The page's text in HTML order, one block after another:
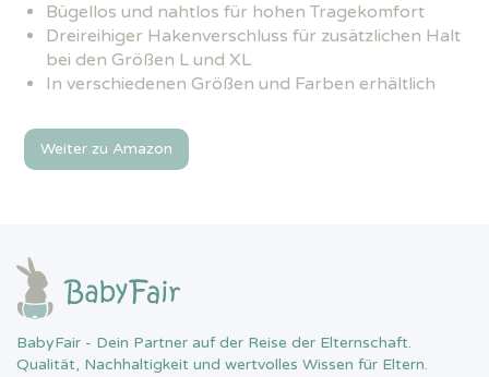
Bügellos und nahtlos für hohen Tragekomfort
Dreireihiger Hakenverschluss für zusätzlichen Halt
bei den Größen L und XL
In verschiedenen Größen und Farben erhältlich
Weiter zu Amazon
BabyFair - Dein Partner auf der Reise der Elternschaft.
Qualität, Nachhaltigkeit und wertvolles Wissen für Eltern.